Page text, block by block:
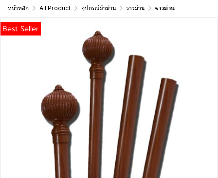
หน้าหลัก All Product อุปกรณ์ผ้าม่าน ราวม่าน ราวม่าน
Best Seller